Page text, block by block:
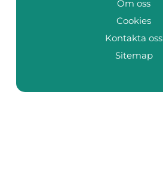
Om oss
Cookies
Kontakta oss
Sitemap